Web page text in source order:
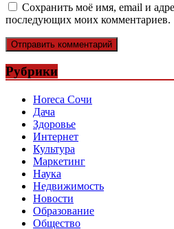
Сохранить моё имя, email и
последующих моих комментариев.
Рубрики
Horeca Сочи
Дача
Здоровье
Интернет
Культура
Маркетинг
Наука
Недвижимость
Новости
Образование
Общество